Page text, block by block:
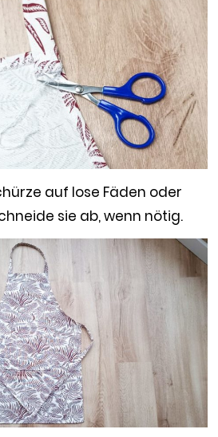
auf lose Fäden oder
sie ab, wenn nötig.